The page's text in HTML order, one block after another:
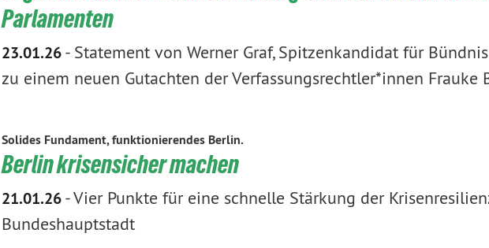
Parlamenten
23.01.26- Statement von Werner Graf, Spitzenkandidat für
zu einem neuen Gutachten der Verfassungsrechtler*innen Frauke
Solides Fundament, funktionierendes Berlin.
Berlin krisensicher machen
21.01.26-Vier Punkte für eine schnelle Stärkung der
Bundeshauptstadt